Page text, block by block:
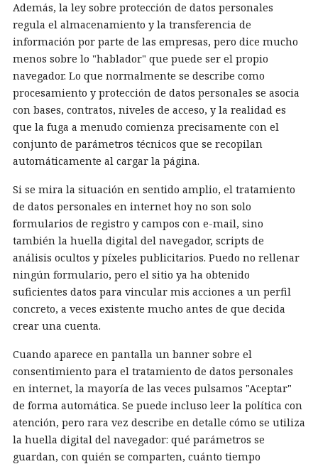
Además, la ley sobre protección de datos personales
regula el almacenamiento y la transferencia de
información por parte de las empresas, pero dice mucho
menos sobre lo "hablador" que puede ser el propio
navegador. Lo que normalmente se describe como
procesamiento y protección de datos personales se asocia
con bases, contratos, niveles de acceso, y la realidad es
que la fuga a menudo comienza precisamente con el
conjunto de parámetros técnicos que se recopilan
automáticamente al cargar la página.
Si se mira la situación en sentido amplio, el tratamiento
de datos personales en internet hoy no son solo
formularios de registro y campos con e-mail, sino
también la huella digital del navegador, scripts de
análisis ocultos y píxeles publicitarios. Puedo no rellenar
ningún formulario, pero el sitio ya ha obtenido
suficientes datos para vincular mis acciones a un perfil
concreto, a veces existente mucho antes de que decida
crear una cuenta.
Cuando aparece en pantalla un banner sobre el
consentimiento para el tratamiento de datos personales
en internet, la mayoría de las veces pulsamos "Aceptar"
de forma automática. Se puede incluso leer la política con
atención, pero rara vez describe en detalle cómo se utiliza
la huella digital del navegador: qué parámetros se
guardan, con quién se comparten, cuánto tiempo